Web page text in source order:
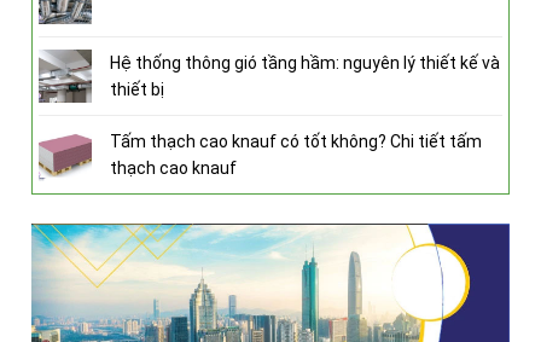
Hệ thống thông gió tầng hầm: nguyên lý thiết kế và
thiết bị
Tấm thạch cao knauf có tốt không? Chi tiết tấm
thạch cao knauf